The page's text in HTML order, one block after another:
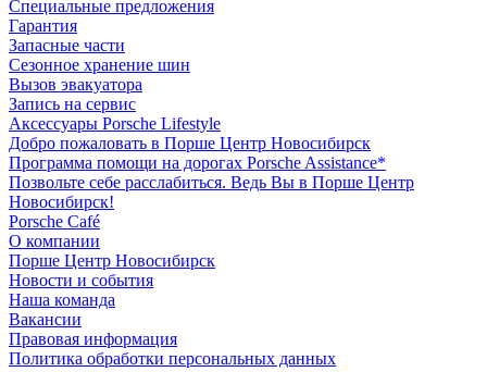
Специальные предложения
Гарантия
Запасные части
Сезонное хранение шин
Вызов эвакуатора
Запись на сервис
Аксессуары Porsche Lifestyle
Добро пожаловать в Порше Центр Новосибирск
Программа помощи на дорогах Porsche Assistance*
Позвольте себе расслабиться. Ведь Вы в Порше Центр
Новосибирск!
Porsche Café
О компании
Порше Центр Новосибирск
Новости и события
Наша команда
Вакансии
Правовая информация
Политика обработки персональных данных